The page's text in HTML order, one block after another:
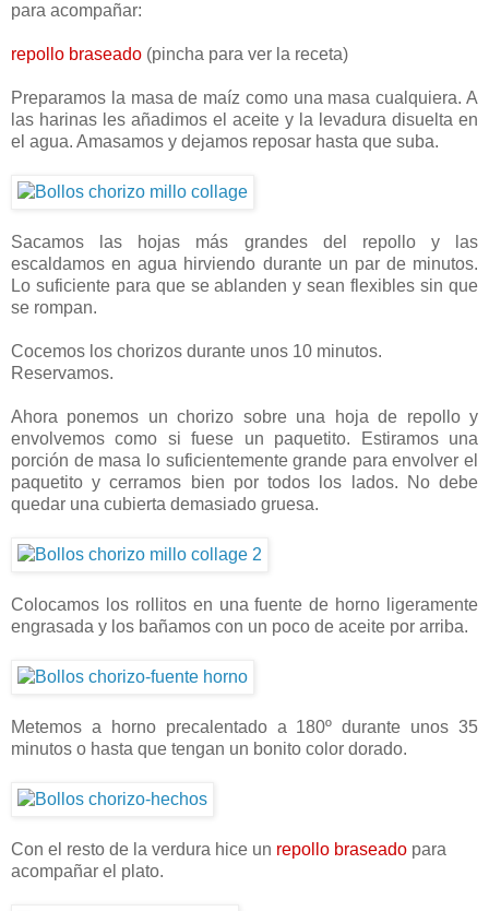
para acompañar:
repollo braseado (pincha para ver la receta)
Preparamos la masa de maíz como una masa cualquiera. A
las harinas les añadimos el aceite y la levadura disuelta en
el agua. Amasamos y dejamos reposar hasta que suba.
Sacamos las hojas más grandes del repollo y las
escaldamos en agua hirviendo durante un par de minutos.
Lo suficiente para que se ablanden y sean flexibles sin que
se rompan.
Cocemos los chorizos durante unos 10 minutos.
Reservamos.
Ahora ponemos un chorizo sobre una hoja de repollo y
envolvemos como si fuese un paquetito. Estiramos una
porción de masa lo suficientemente grande para envolver el
paquetito y cerramos bien por todos los lados. No debe
quedar una cubierta demasiado gruesa.
Colocamos los rollitos en una fuente de horno ligeramente
engrasada y los bañamos con un poco de aceite por arriba.
Metemos a horno precalentado a 180º durante unos 35
minutos o hasta que tengan un bonito color dorado.
Con el resto de la verdura hice un repollo braseado para
acompañar el plato.